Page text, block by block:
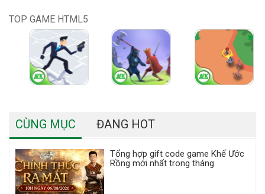
TOP GAME HTML5
CÙNG MỤC ĐANG HOT
Tổng hợp gift code game Khế Ước
Rồng mới nhất trong tháng